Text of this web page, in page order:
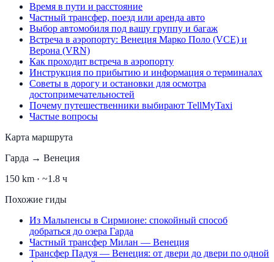
Время в пути и расстояние
Частный трансфер, поезд или аренда авто
Выбор автомобиля под вашу группу и багаж
Встреча в аэропорту: Венеция Марко Поло (VCE) и
Верона (VRN)
Как проходит встреча в аэропорту
Инструкция по прибытию и информация о терминалах
Советы в дорогу и остановки для осмотра
достопримечательностей
Почему путешественники выбирают TellMyTaxi
Частые вопросы
Карта маршрута
Гарда → Венеция
150 km · ~1.8 ч
Похожие гиды
Из Мальпенсы в Сирмионе: спокойный способ
добраться до озера Гарда
Частный трансфер Милан — Венеция
Трансфер Падуя — Венеция: от двери до двери по одной